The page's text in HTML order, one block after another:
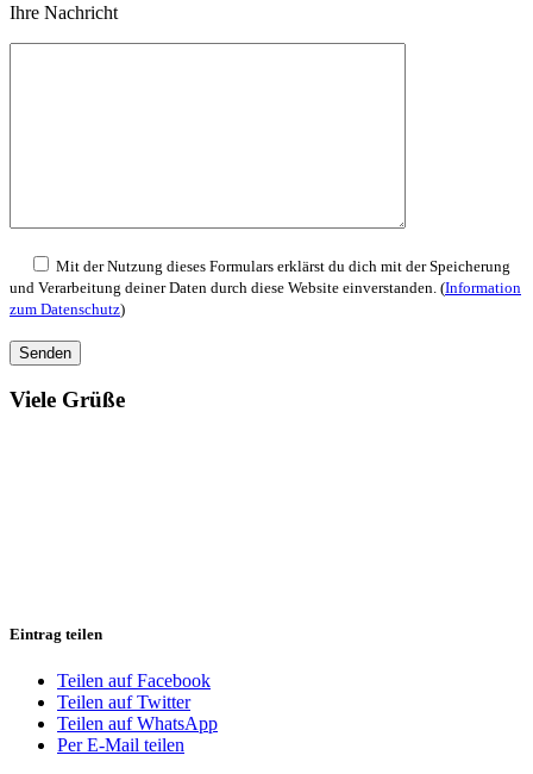
Ihre Nachricht
Mit der Nutzung dieses Formulars erklärst du dich mit der Speicherung
und Verarbeitung deiner Daten durch diese Website einverstanden. (Information
zum Datenschutz)
Viele Grüße
Eintrag teilen
Teilen auf Facebook
Teilen auf Twitter
Teilen auf WhatsApp
Per E-Mail teilen